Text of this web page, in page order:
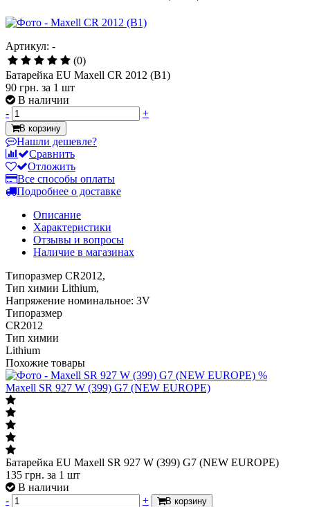
Артикул: -
(0)
Батарейка EU Maxell CR 2012 (B1)
90 грн. за 1 шт
В наличии
-
+
В корзину
Нашли дешевле?
Сравнить
Отложить
Все способы оплаты
Подробнее о доставке
Описание
Характеристики
Отзывы и вопросы
Наличие в магазинах
Типоразмер CR2012,
Тип химии Lithium,
Напряжение номинальное: 3V
Типоразмер
CR2012
Тип химии
Lithium
Похожие товары
%
Maxell SR 927 W (399) G7 (NEW EUROPE)
Батарейка EU Maxell SR 927 W (399) G7 (NEW EUROPE)
135 грн. за 1 шт
В наличии
-
+ В корзину